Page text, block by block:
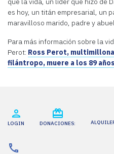
es hoy, un titán empresarial, un
maravilloso marido, padre y
Para más información sobre la
Perot: Ross Perot,
filántropo, muere a los 89 años
LOGIN DONACIONES: